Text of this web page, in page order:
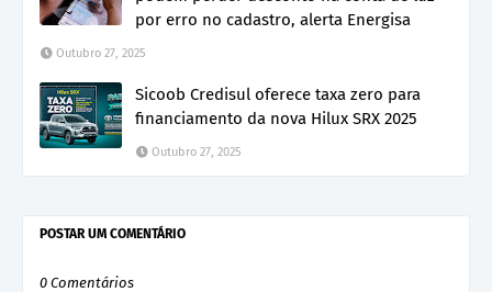
por erro no cadastro, alerta Energisa
Outubro 27, 2025
Sicoob Credisul oferece taxa zero para
financiamento da nova Hilux SRX 2025
Outubro 27, 2025
POSTAR UM COMENTÁRIO
0 Comentários